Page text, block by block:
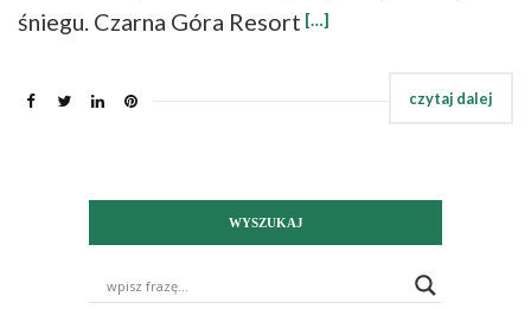
śniegu. Czarna Góra Resort […]
WYSZUKAJ